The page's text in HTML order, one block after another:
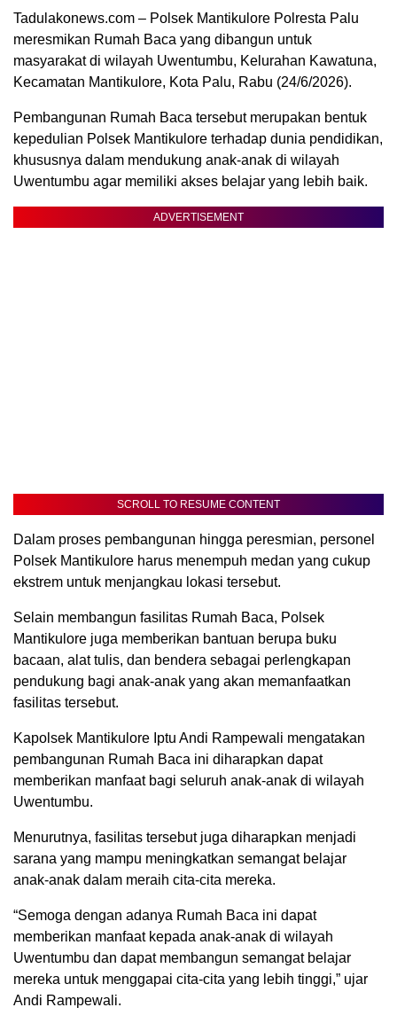
Tadulakonews.com – Polsek Mantikulore Polresta Palu
meresmikan Rumah Baca yang dibangun untuk
masyarakat di wilayah Uwentumbu, Kelurahan Kawatuna,
Kecamatan Mantikulore, Kota Palu, Rabu (24/6/2026).
Pembangunan Rumah Baca tersebut merupakan bentuk
kepedulian Polsek Mantikulore terhadap dunia pendidikan,
khususnya dalam mendukung anak-anak di wilayah
Uwentumbu agar memiliki akses belajar yang lebih baik.
ADVERTISEMENT
SCROLL TO RESUME CONTENT
Dalam proses pembangunan hingga peresmian, personel
Polsek Mantikulore harus menempuh medan yang cukup
ekstrem untuk menjangkau lokasi tersebut.
Selain membangun fasilitas Rumah Baca, Polsek
Mantikulore juga memberikan bantuan berupa buku
bacaan, alat tulis, dan bendera sebagai perlengkapan
pendukung bagi anak-anak yang akan memanfaatkan
fasilitas tersebut.
Kapolsek Mantikulore Iptu Andi Rampewali mengatakan
pembangunan Rumah Baca ini diharapkan dapat
memberikan manfaat bagi seluruh anak-anak di wilayah
Uwentumbu.
Menurutnya, fasilitas tersebut juga diharapkan menjadi
sarana yang mampu meningkatkan semangat belajar
anak-anak dalam meraih cita-cita mereka.
“Semoga dengan adanya Rumah Baca ini dapat
memberikan manfaat kepada anak-anak di wilayah
Uwentumbu dan dapat membangun semangat belajar
mereka untuk menggapai cita-cita yang lebih tinggi,” ujar
Andi Rampewali.